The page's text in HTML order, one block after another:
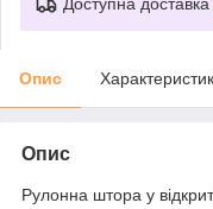
Опис
Опис
Рулонна штора у